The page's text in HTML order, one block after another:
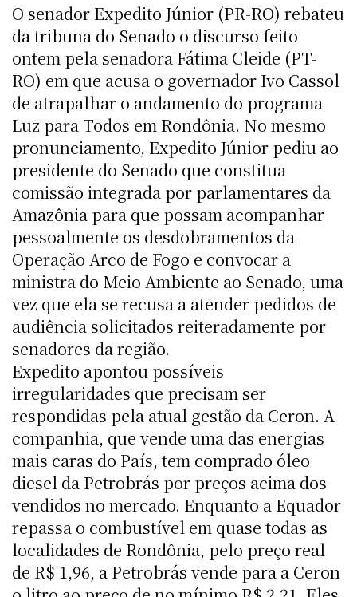
O senador Expedito Júnior (PR-RO) rebateu
da tribuna do Senado o discurso feito
ontem pela senadora Fátima Cleide (PT-
RO) em que acusa o governador Ivo Cassol
de atrapalhar o andamento do programa
Luz para Todos em Rondônia. No mesmo
pronunciamento, Expedito Júnior pediu ao
presidente do Senado que constitua
comissão integrada por parlamentares da
Amazônia para que possam acompanhar
pessoalmente os desdobramentos da
Operação Arco de Fogo e convocar a
ministra do Meio Ambiente ao Senado, uma
vez que ela se recusa a atender pedidos de
audiência solicitados reiteradamente por
senadores da região.
Expedito apontou possíveis
irregularidades que precisam ser
respondidas pela atual gestão da Ceron. A
companhia, que vende uma das energias
mais caras do País, tem comprado óleo
diesel da Petrobrás por preços acima dos
vendidos no mercado. Enquanto a Equador
repassa o combustível em quase todas as
localidades de Rondônia, pelo preço real
de R$ 1,96, a Petrobrás vende para a Ceron